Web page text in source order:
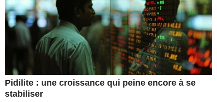
Pidilite : une croissance qui peine encore à se
stabiliser